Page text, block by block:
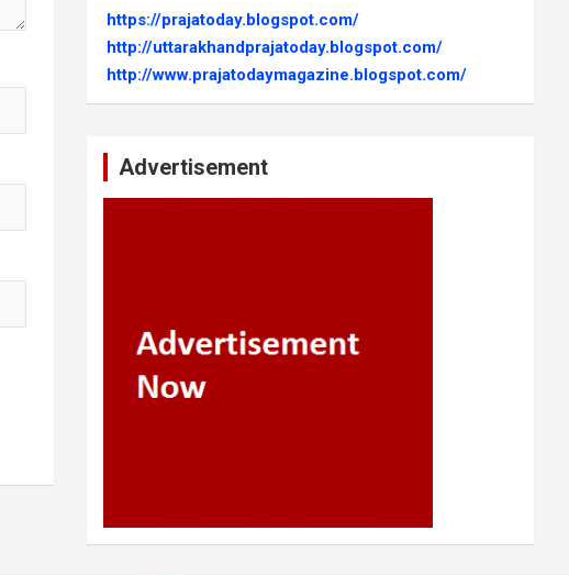
https://prajatoday.blogspot.com/
http://uttarakhandprajatoday.blogspot.com/
http://www.prajatodaymagazine.blogspot.com/
Advertisement